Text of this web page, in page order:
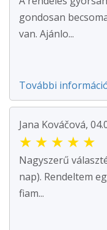
gondosan
van. Ajánlo...
További
Jana Kováčová,
★ ★ ★ ★ ★
Nagyszerű
nap). Rendeltem
fiam...